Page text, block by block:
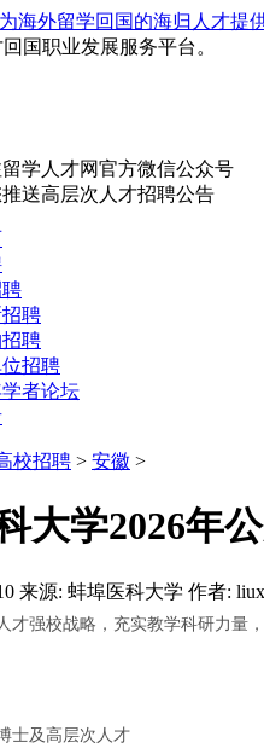
国职业发展服务平台。
学人才网官方微信公众号
送高层次人才招聘公告
聘
聘
招聘
者论坛
校招聘 > 安徽 >
大学2026年
来源: 蚌埠医科大学 作者:
才强校战略，充实教学科研力量
士及高层次人才